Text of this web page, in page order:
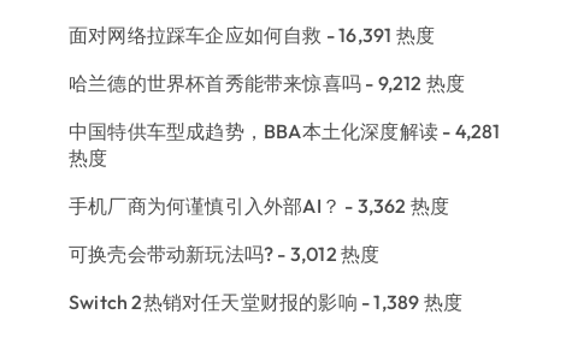
面对网络拉踩车企应如何自救 - 16,391 热度
哈兰德的世界杯首秀能带来惊喜吗 - 9,212 热度
中国特供车型成趋势，BBA本土化深度解读 - 4,281
热度
手机厂商为何谨慎引入外部AI？ - 3,362 热度
可换壳会带动新玩法吗? - 3,012 热度
Switch 2热销对任天堂财报的影响 - 1,389 热度